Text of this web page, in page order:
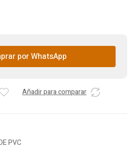
por WhatsApp
Añadir para comparar
PVC